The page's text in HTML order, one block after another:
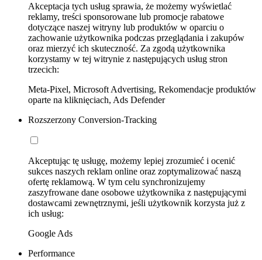
Akceptacja tych usług sprawia, że możemy wyświetlać
reklamy, treści sponsorowane lub promocje rabatowe
dotyczące naszej witryny lub produktów w oparciu o
zachowanie użytkownika podczas przeglądania i zakupów
oraz mierzyć ich skuteczność. Za zgodą użytkownika
korzystamy w tej witrynie z następujących usług stron
trzecich:
Meta-Pixel, Microsoft Advertising, Rekomendacje produktów
oparte na kliknięciach, Ads Defender
Rozszerzony Conversion-Tracking
Akceptując tę usługę, możemy lepiej zrozumieć i ocenić
sukces naszych reklam online oraz zoptymalizować naszą
ofertę reklamową. W tym celu synchronizujemy
zaszyfrowane dane osobowe użytkownika z następującymi
dostawcami zewnętrznymi, jeśli użytkownik korzysta już z
ich usług:
Google Ads
Performance